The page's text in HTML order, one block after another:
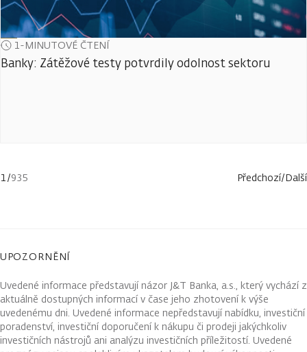
1-MINUTOVÉ ČTENÍ
Banky: Zátěžové testy potvrdily odolnost sektoru
1/935 Předchozí/Další
UPOZORNĚNÍ
Uvedené informace představují názor J&T Banka, a.s., který vychází z
aktuálně dostupných informací v čase jeho zhotovení k výše
uvedenému dni. Uvedené informace nepředstavují nabídku, investiční
poradenství, investiční doporučení k nákupu či prodeji jakýchkoliv
investičních nástrojů ani analýzu investičních příležitostí. Uvedené